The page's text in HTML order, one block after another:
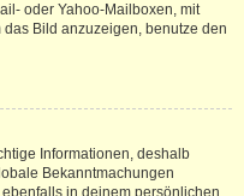
oder Yahoo-Mailboxen, mit
Bild anzuzeigen, benutze den
Informationen, deshalb
Bekanntmachungen
in deinem persönlichen